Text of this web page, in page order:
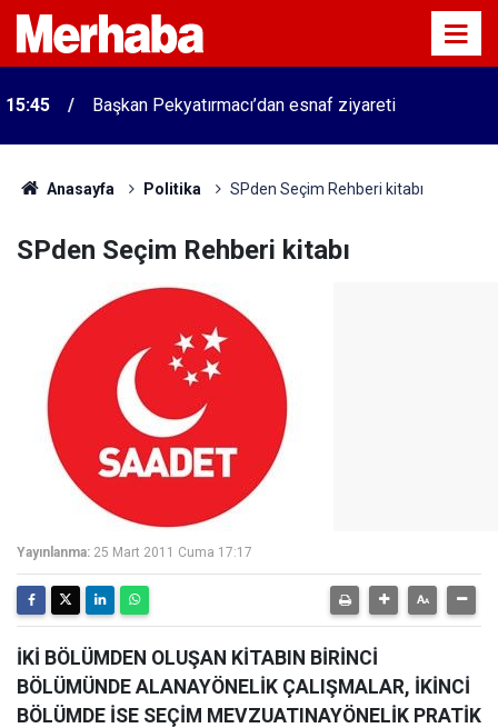
15:45 Başkan Pekyatırmacı’dan esnaf ziyareti
Anasayfa Politika SPden Seçim Rehberi kitabı
SPden Seçim Rehberi kitabı
Yayınlanma: 25 Mart 2011 Cuma 17:17
İKİ BÖLÜMDEN OLUŞAN KİTABIN BİRİNCİ
BÖLÜMÜNDE ALANAYÖNELİK ÇALIŞMALAR, İKİNCİ
BÖLÜMDE İSE SEÇİM MEVZUATINAYÖNELİK PRATİK